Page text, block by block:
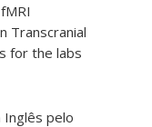
Transcranial
for the labs
pelo